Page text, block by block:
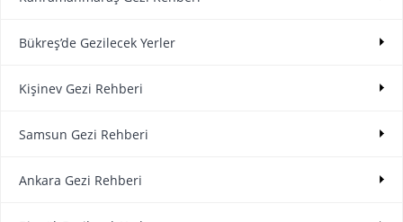
Bükreş’de Gezilecek Yerler
Kişinev Gezi Rehberi
Samsun Gezi Rehberi
Ankara Gezi Rehberi